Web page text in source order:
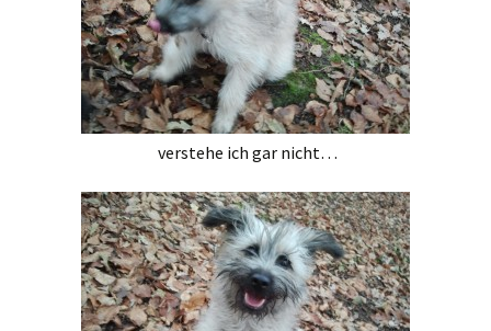
verstehe ich gar nicht…